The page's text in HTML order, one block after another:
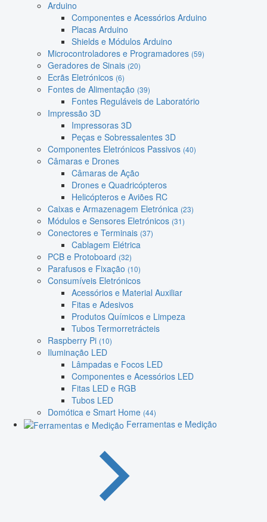
Arduino
Componentes e Acessórios Arduino
Placas Arduino
Shields e Módulos Arduino
Microcontroladores e Programadores (59)
Geradores de Sinais (20)
Ecrãs Eletrónicos (6)
Fontes de Alimentação (39)
Fontes Reguláveis de Laboratório
Impressão 3D
Impressoras 3D
Peças e Sobressalentes 3D
Componentes Eletrónicos Passivos (40)
Câmaras e Drones
Câmaras de Ação
Drones e Quadricópteros
Helicópteros e Aviões RC
Caixas e Armazenagem Eletrónica (23)
Módulos e Sensores Eletrónicos (31)
Conectores e Terminais (37)
Cablagem Elétrica
PCB e Protoboard (32)
Parafusos e Fixação (10)
Consumíveis Eletrónicos
Acessórios e Material Auxiliar
Fitas e Adesivos
Produtos Químicos e Limpeza
Tubos Termorretrácteis
Raspberry Pi (10)
Iluminação LED
Lâmpadas e Focos LED
Componentes e Acessórios LED
Fitas LED e RGB
Tubos LED
Domótica e Smart Home (44)
Ferramentas e Medição